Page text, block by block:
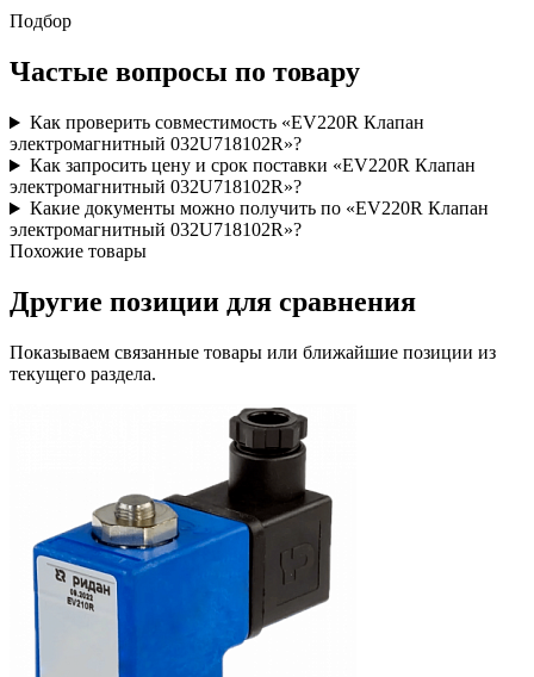
Подбор
Частые вопросы по товару
Как проверить совместимость «EV220R Клапан
электромагнитный 032U718102R»?
Как запросить цену и срок поставки «EV220R Клапан
электромагнитный 032U718102R»?
Какие документы можно получить по «EV220R Клапан
электромагнитный 032U718102R»?
Похожие товары
Другие позиции для сравнения
Показываем связанные товары или ближайшие позиции из
текущего раздела.